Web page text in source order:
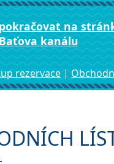
na
kanálu
rezervace|Obch